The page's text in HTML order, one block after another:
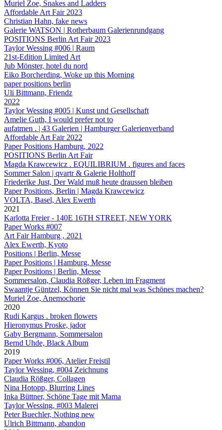
Muriel Zoe, Snakes and Ladders
Affordable Art Fair 2023
Christian Hahn, fake news
Galerie WATSON | Rotherbaum Galerienrundgang
POSITIONS Berlin Art Fair 2023
Taylor Wessing #006 | Raum
21st-Edition Limited Art
Jub Mönster, hotel du nord
Eiko Borcherding, Woke up this Morning
paper positions berlin
Uli Bittmann, Friendz
2022
Taylor Wessing #005 | Kunst und Gesellschaft
Amelie Guth, I would prefer not to
aufatmen . | 43 Galerien | Hamburger Galerienverband
Affordable Art Fair 2022
Paper Positions Hamburg, 2022
POSITIONS Berlin Art Fair
Magda Krawcewicz . EQUILIBRIUM . figures and faces
Sommer Salon | qvartr & Galerie Holthoff
Friederike Just, Der Wald muß heute draussen bleiben
Paper Positions, Berlin | Magda Krawcewicz
VOLTA, Basel, Alex Ewerth
2021
Karlotta Freier - 140E 16TH STREET, NEW YORK
Paper Works #007
Art Fair Hamburg , 2021
Alex Ewerth, Kyoto
Positions | Berlin, Messe
Paper Positions | Hamburg, Messe
Paper Positions | Berlin, Messe
Sommersalon, Claudia Rößger, Leben im Fragment
Swaantje Güntzel, Können Sie nicht mal was Schönes machen?
Muriel Zoe, Anemochorie
2020
Rudi Kargus . broken flowers
Hieronymus Proske, jador
Gaby Bergmann, Sommersalon
Bernd Uhde, Black Album
2019
Paper Works #006, Atelier Freistil
Taylor Wessing, #004 Zeichnung
Claudia Rößger, Collagen
Nina Hotopp, Blurring Lines
Inka Büttner, Schöne Tage mit Mama
Taylor Wessing, #003 Malerei
Peter Buechler, Nothing new
Ulrich Bittmann, abandon